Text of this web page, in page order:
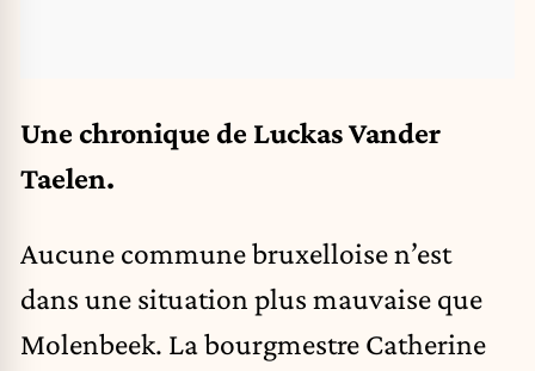
Une chronique de Luckas Vander
Taelen.
Aucune commune bruxelloise n’est
dans une situation plus mauvaise que
Molenbeek. La bourgmestre Catherine